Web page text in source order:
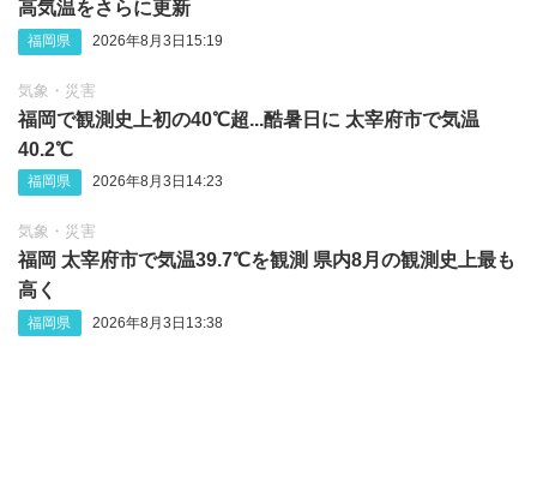
高気温をさらに更新
福岡県 2026年8月3日15:19
気象・災害
福岡で観測史上初の40℃超...酷暑日に 太宰府市で気温
40.2℃
福岡県 2026年8月3日14:23
気象・災害
福岡 太宰府市で気温39.7℃を観測 県内8月の観測史上最も
高く
福岡県 2026年8月3日13:38